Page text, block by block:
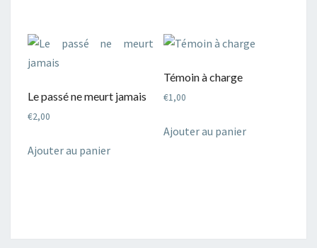
Le passé ne meurt jamais
€2,00
Ajouter au panier
Témoin à charge
€1,00
Ajouter au panier